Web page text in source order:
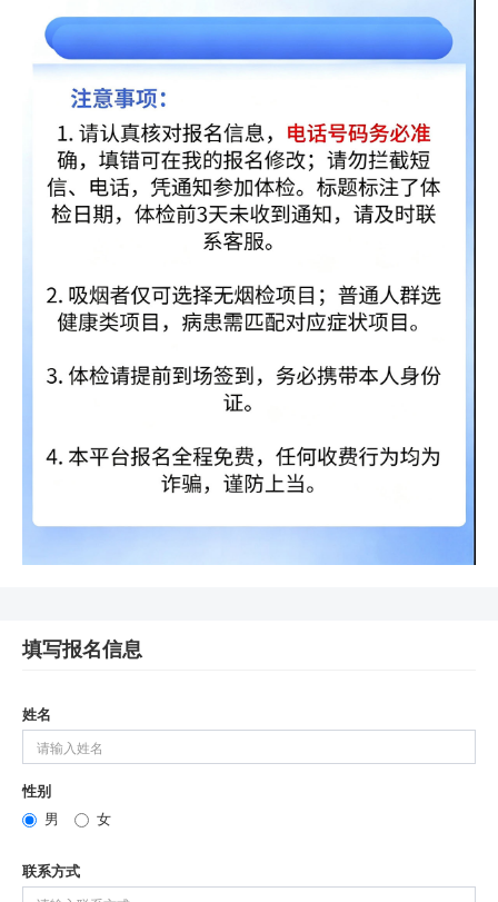
填写报名信息
姓名
性别
男
女
联系方式